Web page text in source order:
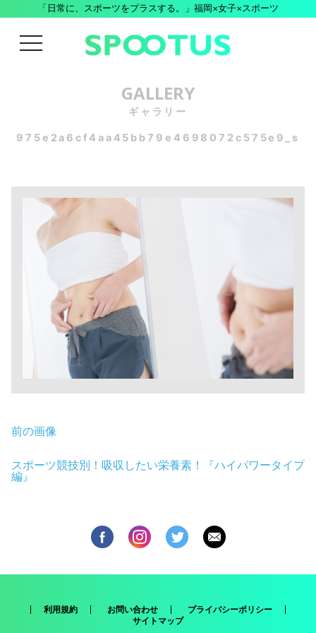
「日常に、スポーツをプラスする。」福岡×女子×スポーツ
menu
GALLERY
ギャラリー
975e2a6cf4aa45bb79e4698072c575e9_s
前の画像
スポーツ競技別！吸収したい栄養素！『ハイパワータイプ
編』
利用規約 お問い合わせ
プライバシーポリシー
サイトマップ